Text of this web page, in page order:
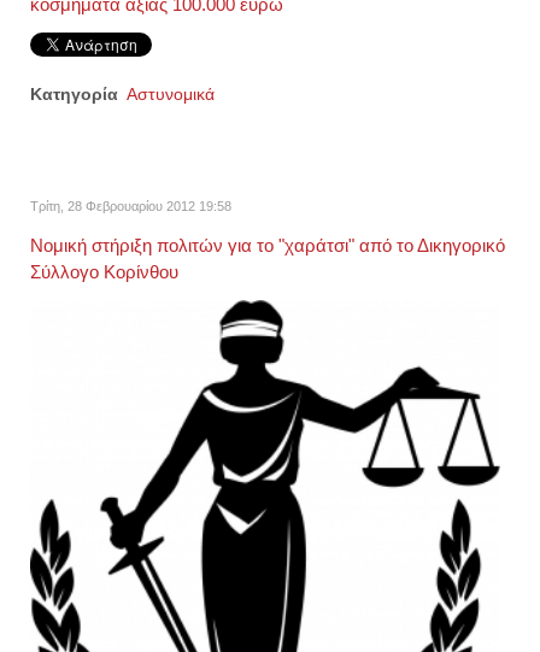
κοσμήματα αξίας 100.000 ευρώ
Κατηγορία Αστυνομικά
Τρίτη, 28 Φεβρουαρίου 2012 19:58
Νομική στήριξη πολιτών για το "χαράτσι" από το Δικηγορικό
Σύλλογο Κορίνθου